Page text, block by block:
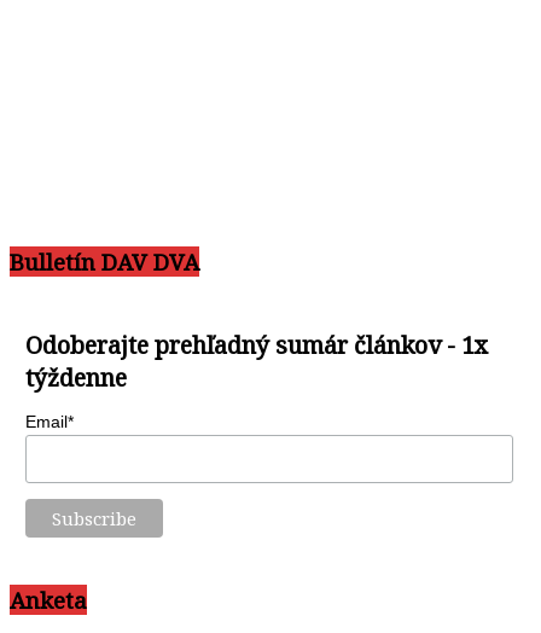
Bulletín DAV DVA
Odoberajte prehľadný sumár článkov - 1x
týždenne
Email*
Anketa